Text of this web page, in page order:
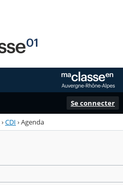
Se connecter
›CDI ›Agenda